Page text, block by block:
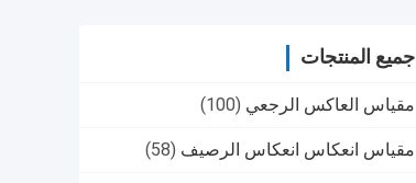
جميع المنتجات
مقياس العاكس الرجعي (100)
مقياس انعكاس انعكاس الرصيف (58)